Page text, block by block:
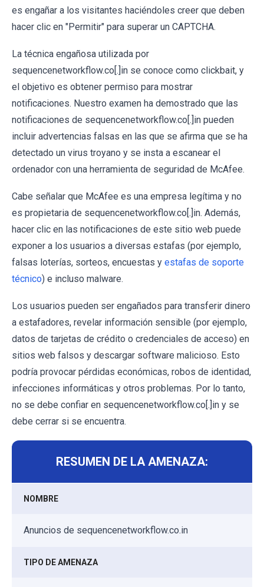
es engañar a los visitantes haciéndoles creer que deben
hacer clic en "Permitir" para superar un CAPTCHA.
La técnica engañosa utilizada por
sequencenetworkflow.co[.]in se conoce como clickbait, y
el objetivo es obtener permiso para mostrar
notificaciones. Nuestro examen ha demostrado que las
notificaciones de sequencenetworkflow.co[.]in pueden
incluir advertencias falsas en las que se afirma que se ha
detectado un virus troyano y se insta a escanear el
ordenador con una herramienta de seguridad de McAfee.
Cabe señalar que McAfee es una empresa legítima y no
es propietaria de sequencenetworkflow.co[.]in. Además,
hacer clic en las notificaciones de este sitio web puede
exponer a los usuarios a diversas estafas (por ejemplo,
falsas loterías, sorteos, encuestas y estafas de soporte
técnico) e incluso malware.
Los usuarios pueden ser engañados para transferir dinero
a estafadores, revelar información sensible (por ejemplo,
datos de tarjetas de crédito o credenciales de acceso) en
sitios web falsos y descargar software malicioso. Esto
podría provocar pérdidas económicas, robos de identidad,
infecciones informáticas y otros problemas. Por lo tanto,
no se debe confiar en sequencenetworkflow.co[.]in y se
debe cerrar si se encuentra.
RESUMEN DE LA AMENAZA:
NOMBRE
Anuncios de sequencenetworkflow.co.in
TIPO DE AMENAZA